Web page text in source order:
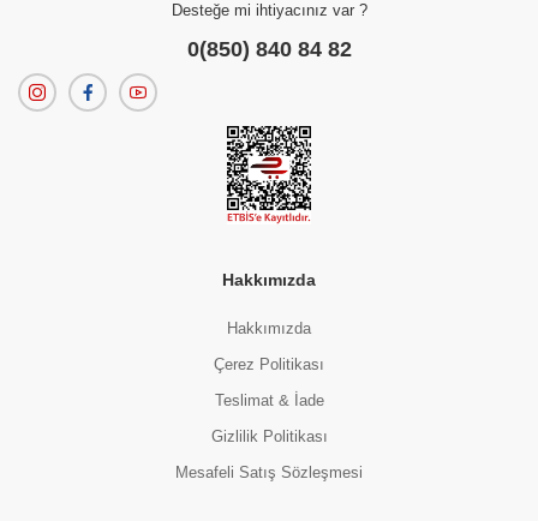
Desteğe mi ihtiyacınız var ?
0(850) 840 84 82
Hakkımızda
Hakkımızda
Çerez Politikası
Teslimat & İade
Gizlilik Politikası
Mesafeli Satış Sözleşmesi